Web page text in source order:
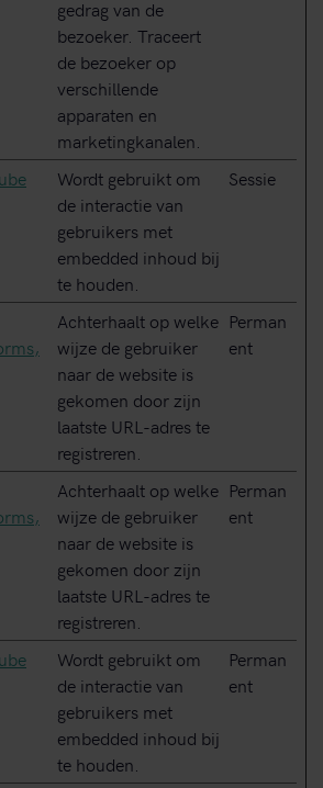
gedrag van de
bezoeker. Traceert
de bezoeker op
verschillende
apparaten en
marketingkanalen.
Wordt gebruikt om
de interactie van
gebruikers met
embedded inhoud bij
te houden.
Sessie
Achterhaalt op welke
wijze de gebruiker
naar de website is
gekomen door zijn
laatste URL-adres te
registreren.
Perman
ent
Achterhaalt op welke
wijze de gebruiker
naar de website is
gekomen door zijn
laatste URL-adres te
registreren.
Perman
ent
Wordt gebruikt om
de interactie van
gebruikers met
embedded inhoud bij
te houden.
Perman
ent